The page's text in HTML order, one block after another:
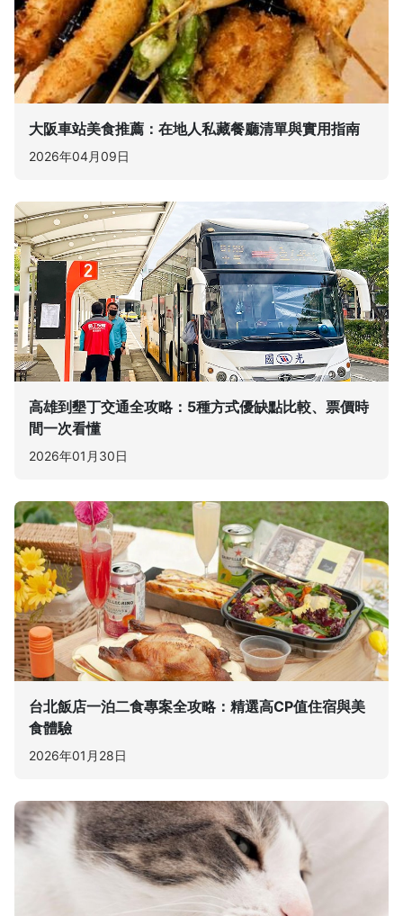
大阪車站美食推薦：在地人私藏餐廳清單與實用指南
2026年04月09日
高雄到墾丁交通全攻略：5種方式優缺點比較、票價時
間一次看懂
2026年01月30日
台北飯店一泊二食專案全攻略：精選高CP值住宿與美
食體驗
2026年01月28日